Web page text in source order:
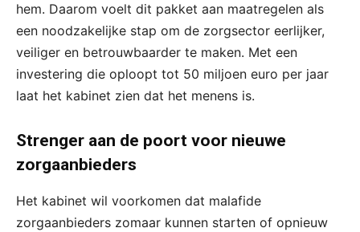
hem. Daarom voelt dit pakket aan maatregelen als
een noodzakelijke stap om de zorgsector eerlijker,
veiliger en betrouwbaarder te maken. Met een
investering die oploopt tot 50 miljoen euro per jaar
laat het kabinet zien dat het menens is.
Strenger aan de poort voor nieuwe
zorgaanbieders
Het kabinet wil voorkomen dat malafide
zorgaanbieders zomaar kunnen starten of opnieuw